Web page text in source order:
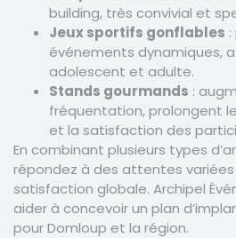
building, très convivial et
Jeux sportifs gonflables
événements dynamiques,
adolescent et adulte.
Stands gourmands :
fréquentation, prolongent
et la satisfaction des
En combinant plusieurs types
répondez à des attentes
satisfaction globale. Archipel
aider à concevoir un plan
pour Domloup et la région.